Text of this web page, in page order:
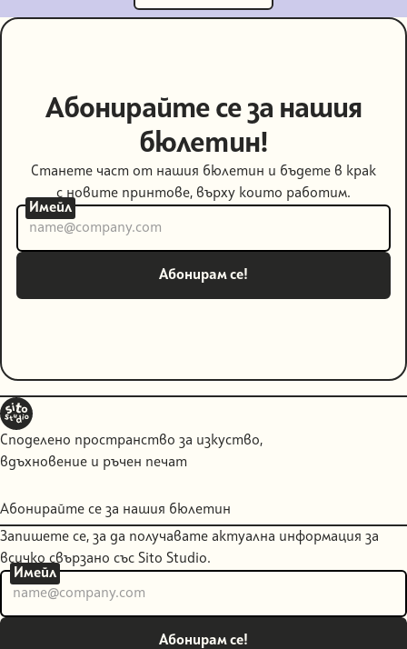
Абонирайте се за нашия
бюлетин!
Станете част от нашия бюлетин и бъдете в крак
с новите принтове, върху които работим.
Имейл
Споделено пространство за изкуство,
вдъхновение и ръчен печат
Абонирайте се за нашия бюлетин
Запишете се, за да получавате актуална информация за
всичко свързано със Sito Studio.
Имейл